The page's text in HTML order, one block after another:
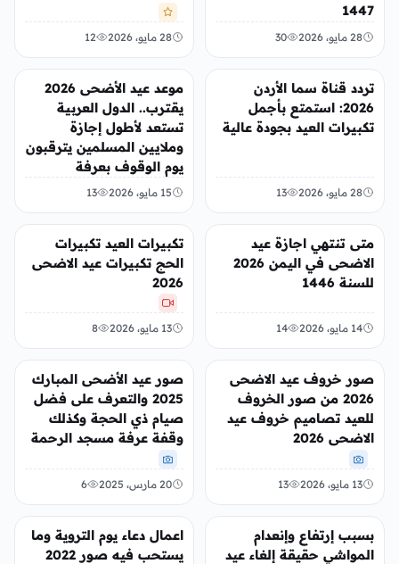
1447
28 مايو، 2026 30 28 مايو، 2026 12
منوعات
تردد قناة سما الأردن
2026: استمتع بأجمل
تكبيرات العيد بجودة عالية
28 مايو، 2026 13
موعد عيد الأضحى 2026
يقترب.. الدول العربية
تستعد لأطول إجازة
وملايين المسلمين يترقبون
يوم الوقوف بعرفة
15 مايو، 2026 13
متى تنتهي اجازة عيد
الاضحى في اليمن 2026
للسنة 1446
14 مايو، 2026 14
تكبيرات العيد تكبيرات
الحج تكبيرات عيد الاضحى
2026
13 مايو، 2026 8
صور خروف عيد الاضحى
2026 من صور الخروف
للعيد تصاميم خروف عيد
الاضحى 2026
13 مايو، 2026 13
صور عيد الأضحى المبارك
2025 والتعرف على فضل
صيام ذي الحجة وكذلك
وقفة عرفة مسجد الرحمة
20 مارس، 2025 6
بسبب إرتفاع وإنعدام
المواشي حقيقة إلغاء عيد
اعمال دعاء يوم التروية وما
يستحب فيه صور 2022